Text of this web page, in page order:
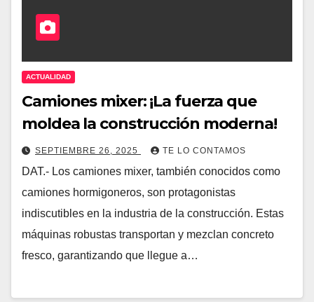
ACTUALIDAD
Camiones mixer: ¡La fuerza que
moldea la construcción moderna!
SEPTIEMBRE 26, 2025 TE LO CONTAMOS
DAT.- Los camiones mixer, también conocidos como
camiones hormigoneros, son protagonistas
indiscutibles en la industria de la construcción. Estas
máquinas robustas transportan y mezclan concreto
fresco, garantizando que llegue a…